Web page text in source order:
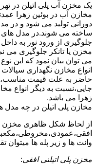
یک مخزن آب پلی اتیلن در
مخازن آب در بوئین زهرا
دورانی تولید می شود و در
ساخته می شوند.در مدل های
جلوگیری از ورود نور به
مخزن یا تانکر جلوگیری می
می توان بیان نمود که این
انواع مخازن نگهداری
حاضر به علت قیمت
جایی،نسبت به دیگر انواع
زهرا می باشد.
مخازن پلی اتیلن در چه مدل
از لحاظ شکل ظاهری مخزن
وانت ها و زیر پله ها میتوان
مخزن پلی اتیلنی افقی: